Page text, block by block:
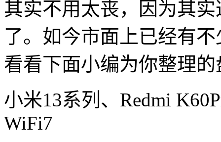
其实不用太丧，因为其
了。如今市面上已经有
看看下面小编为你整理的
小米13系列、Redmi
WiFi7